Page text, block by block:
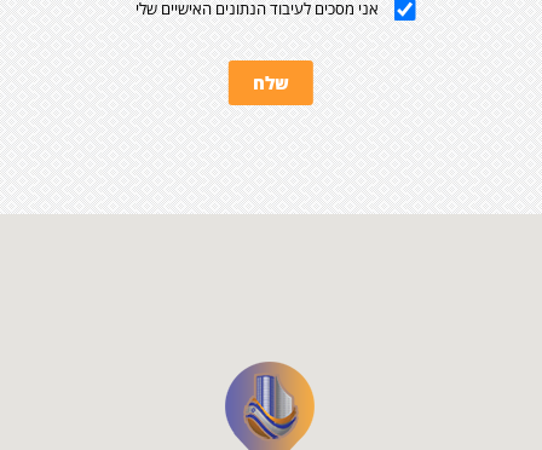
אני מסכים לעיבוד הנתונים האישיים שלי